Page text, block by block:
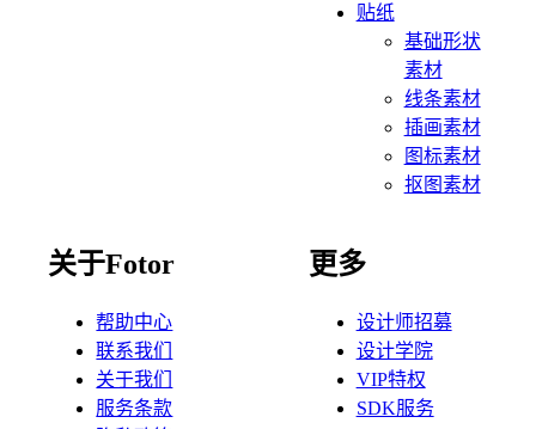
贴纸
基础形状
素材
线条素材
插画素材
图标素材
抠图素材
关于Fotor
帮助中心
联系我们
关于我们
服务条款
更多
设计师招募
设计学院
VIP特权
SDK服务